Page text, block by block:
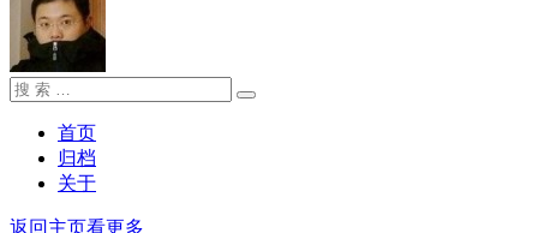
搜
搜
首页
归档
关于
返回主页看更多